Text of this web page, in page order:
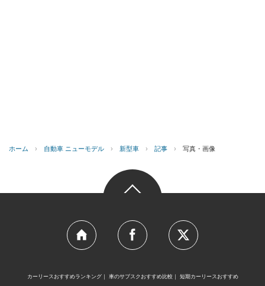
ホーム › 自動車 ニューモデル › 新型車 › 記事 › 写真・画像
カーリースおすすめランキング 車のサブスクおすすめ比較 短期カーリースおすすめ